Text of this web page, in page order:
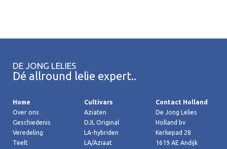
DE JONG LELIES
Dé allround lelie expert..
Home
Over ons
Geschiedenis
Veredeling
Teelt
Cultivars
Aziaten
DJL Original
LA-hybriden
LA/Aziaat
Contact Holland
De Jong Lelies
Holland bv
Kerkepad 28
1619 AE Andijk